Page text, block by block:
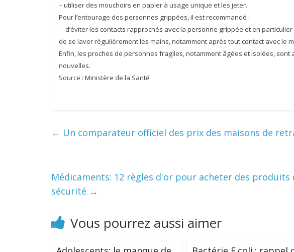
– utiliser des mouchoirs en papier à usage unique et les jeter.
Pour l’entourage des personnes grippées, il est recommandé :
– d’éviter les contacts rapprochés avec la personne grippée et en particulier
de se laver régulièrement les mains, notamment après tout contact avec le
Enfin, les proches de personnes fragiles, notamment âgées et isolées,
nouvelles.
Source : Ministère de la Santé
← Un comparateur officiel des prix des maisons de
Médicaments: 12 règles d'or pour acheter des
sécurité →
Vous pourrez aussi aimer